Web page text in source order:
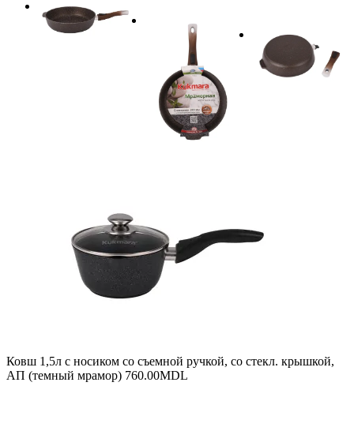
Ковш 1,5л с носиком со съемной ручкой, со стекл. крышкой,
АП (темный мрамор) 760.00MDL